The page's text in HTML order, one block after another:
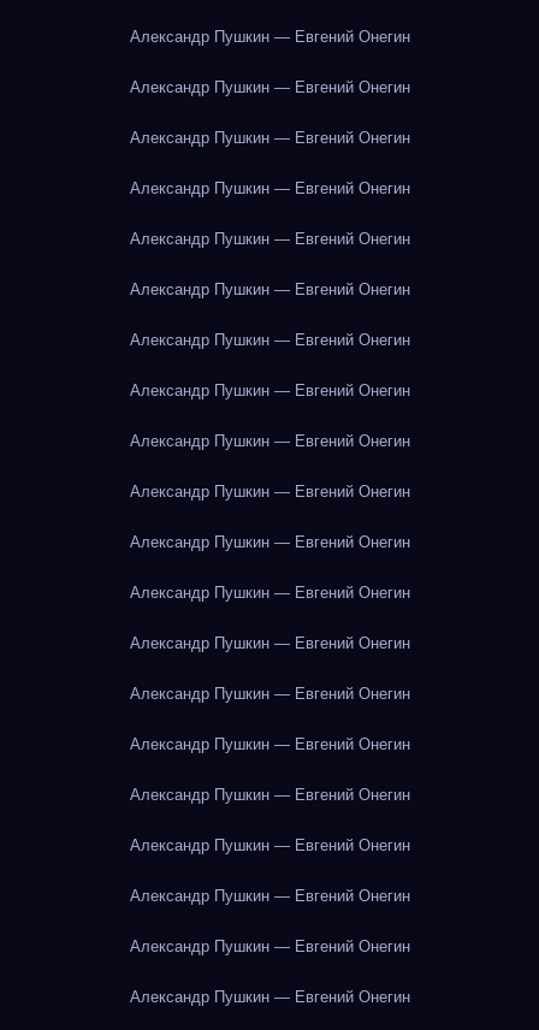
Александр Пушкин — Евгений Онегин
Александр Пушкин — Евгений Онегин
Александр Пушкин — Евгений Онегин
Александр Пушкин — Евгений Онегин
Александр Пушкин — Евгений Онегин
Александр Пушкин — Евгений Онегин
Александр Пушкин — Евгений Онегин
Александр Пушкин — Евгений Онегин
Александр Пушкин — Евгений Онегин
Александр Пушкин — Евгений Онегин
Александр Пушкин — Евгений Онегин
Александр Пушкин — Евгений Онегин
Александр Пушкин — Евгений Онегин
Александр Пушкин — Евгений Онегин
Александр Пушкин — Евгений Онегин
Александр Пушкин — Евгений Онегин
Александр Пушкин — Евгений Онегин
Александр Пушкин — Евгений Онегин
Александр Пушкин — Евгений Онегин
Александр Пушкин — Евгений Онегин